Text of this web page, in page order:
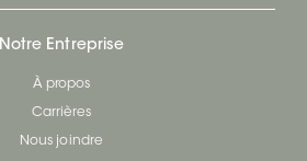
Notre Entreprise
À propos
Carrières
Nous joindre